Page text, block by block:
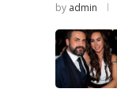
by admin